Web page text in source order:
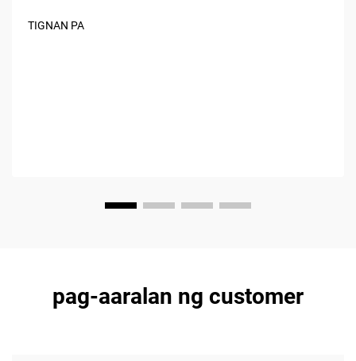
TIGNAN PA
pag-aaralan ng customer